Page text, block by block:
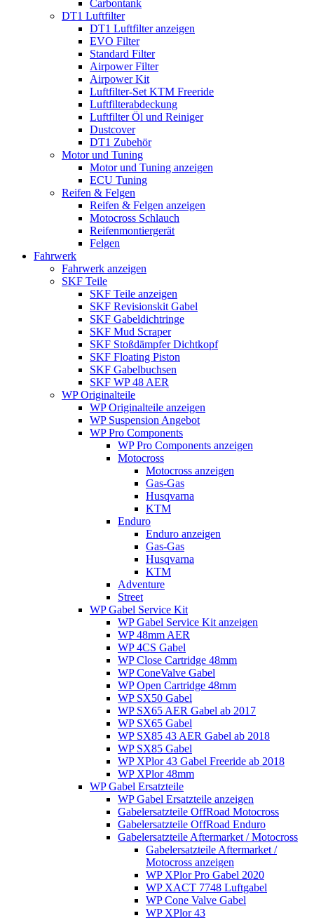
Carbontank
DT1 Luftfilter
DT1 Luftfilter anzeigen
EVO Filter
Standard Filter
Airpower Filter
Airpower Kit
Luftfilter-Set KTM Freeride
Luftfilterabdeckung
Luftfilter Öl und Reiniger
Dustcover
DT1 Zubehör
Motor und Tuning
Motor und Tuning anzeigen
ECU Tuning
Reifen & Felgen
Reifen & Felgen anzeigen
Motocross Schlauch
Reifenmontiergerät
Felgen
Fahrwerk
Fahrwerk anzeigen
SKF Teile
SKF Teile anzeigen
SKF Revisionskit Gabel
SKF Gabeldichtringe
SKF Mud Scraper
SKF Stoßdämpfer Dichtkopf
SKF Floating Piston
SKF Gabelbuchsen
SKF WP 48 AER
WP Originalteile
WP Originalteile anzeigen
WP Suspension Angebot
WP Pro Components
WP Pro Components anzeigen
Motocross
Motocross anzeigen
Gas-Gas
Husqvarna
KTM
Enduro
Enduro anzeigen
Gas-Gas
Husqvarna
KTM
Adventure
Street
WP Gabel Service Kit
WP Gabel Service Kit anzeigen
WP 48mm AER
WP 4CS Gabel
WP Close Cartridge 48mm
WP ConeValve Gabel
WP Open Cartridge 48mm
WP SX50 Gabel
WP SX65 AER Gabel ab 2017
WP SX65 Gabel
WP SX85 43 AER Gabel ab 2018
WP SX85 Gabel
WP XPlor 43 Gabel Freeride ab 2018
WP XPlor 48mm
WP Gabel Ersatzteile
WP Gabel Ersatzteile anzeigen
Gabelersatzteile OffRoad Motocross
Gabelersatzteile OffRoad Enduro
Gabelersatzteile Aftermarket / Motocross
Gabelersatzteile Aftermarket /
Motocross anzeigen
WP XPlor Pro Gabel 2020
WP XACT 7748 Luftgabel
WP Cone Valve Gabel
WP XPlor 43